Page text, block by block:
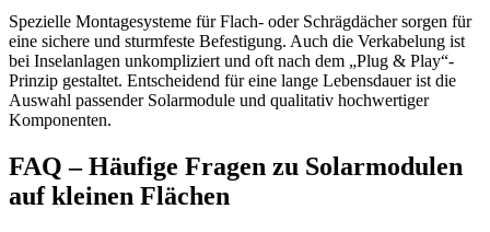
Spezielle Montagesysteme für Flach- oder Schrägdächer sorgen für
eine sichere und sturmfeste Befestigung. Auch die Verkabelung ist
bei Inselanlagen unkompliziert und oft nach dem „Plug & Play“-
Prinzip gestaltet. Entscheidend für eine lange Lebensdauer ist die
Auswahl passender Solarmodule und qualitativ hochwertiger
Komponenten.
FAQ – Häufige Fragen zu Solarmodulen
auf kleinen Flächen